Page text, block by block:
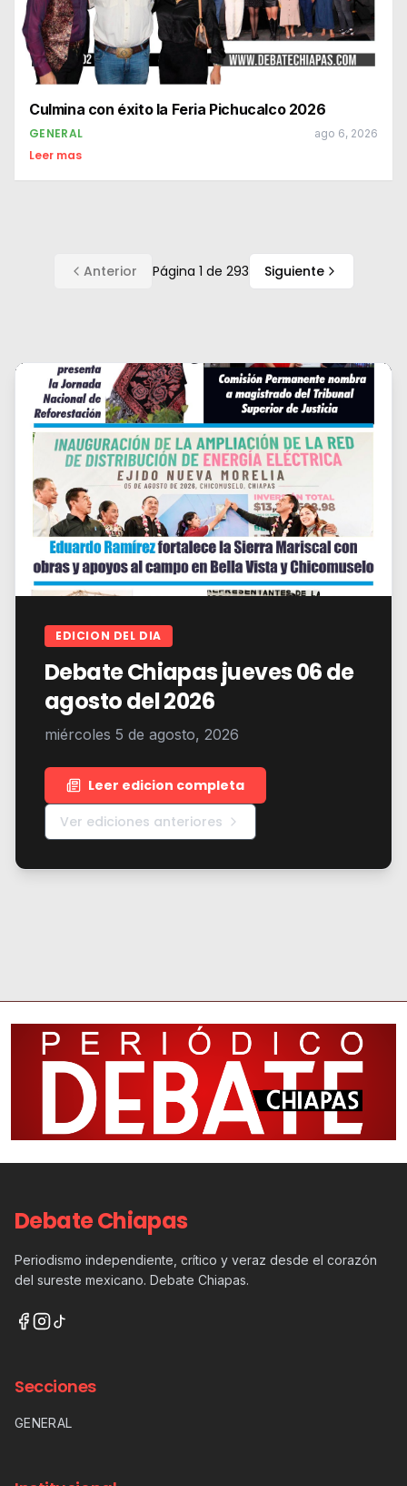
Culmina con éxito la Feria Pichucalco 2026
GENERAL ago 6, 2026
Leer mas
Anterior Página 1 de 293 Siguiente
EDICION DEL DIA
Debate Chiapas jueves 06 de
agosto del 2026
miércoles 5 de agosto, 2026
Leer edicion completa
Ver ediciones anteriores
Debate Chiapas
Periodismo independiente, crítico y veraz desde el corazón
del sureste mexicano. Debate Chiapas.
Secciones
GENERAL